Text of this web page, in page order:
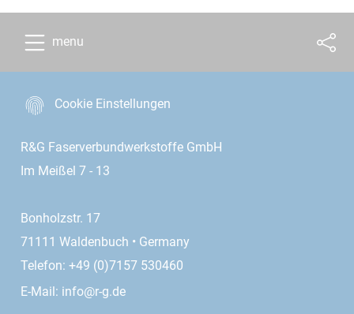
menu
Cookie Einstellungen
R&G Faserverbundwerkstoffe GmbH
Im Meißel 7 - 13
Bonholzstr. 17
71111 Waldenbuch • Germany
Telefon: +49 (0)7157 530460
E-Mail: info@r-g.de